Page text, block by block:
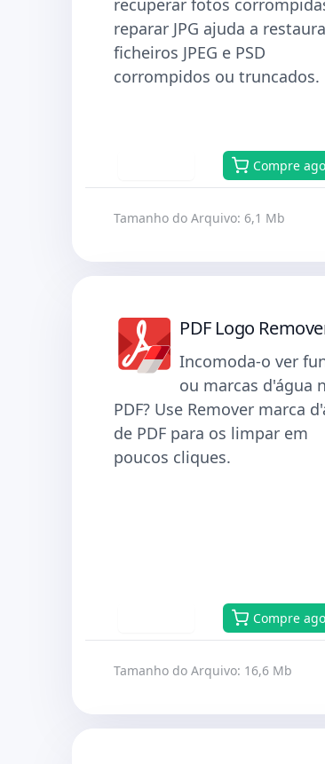
recuperar fotos
reparar JPG ajuda a
ficheiros JPEG e PSD
corrompidos ou truncados.
Compre
Tamanho do Arquivo: 6,1 Mb
PDF Logo
Incomoda-o ver
ou marcas d'água
PDF? Use Remover marca
de PDF para os limpar em
poucos cliques.
Compre
Tamanho do Arquivo: 16,6 Mb